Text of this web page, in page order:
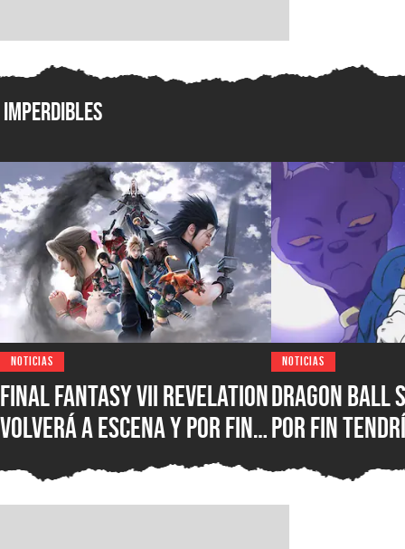
Imperdibles
NOTICIAS
FINAL FANTASY VII Revelation
volverá a escena y por fin
mostrará todo lo que
ofrecerá en gamescom
NOTICIAS
Dragon Ball
por fin
estreno, y
más